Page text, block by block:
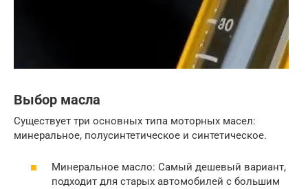
Выбор масла
Существует три основных типа моторных масел:
минеральное, полусинтетическое и синтетическое.
Минеральное масло: Самый дешевый вариант,
подходит для старых автомобилей с большим